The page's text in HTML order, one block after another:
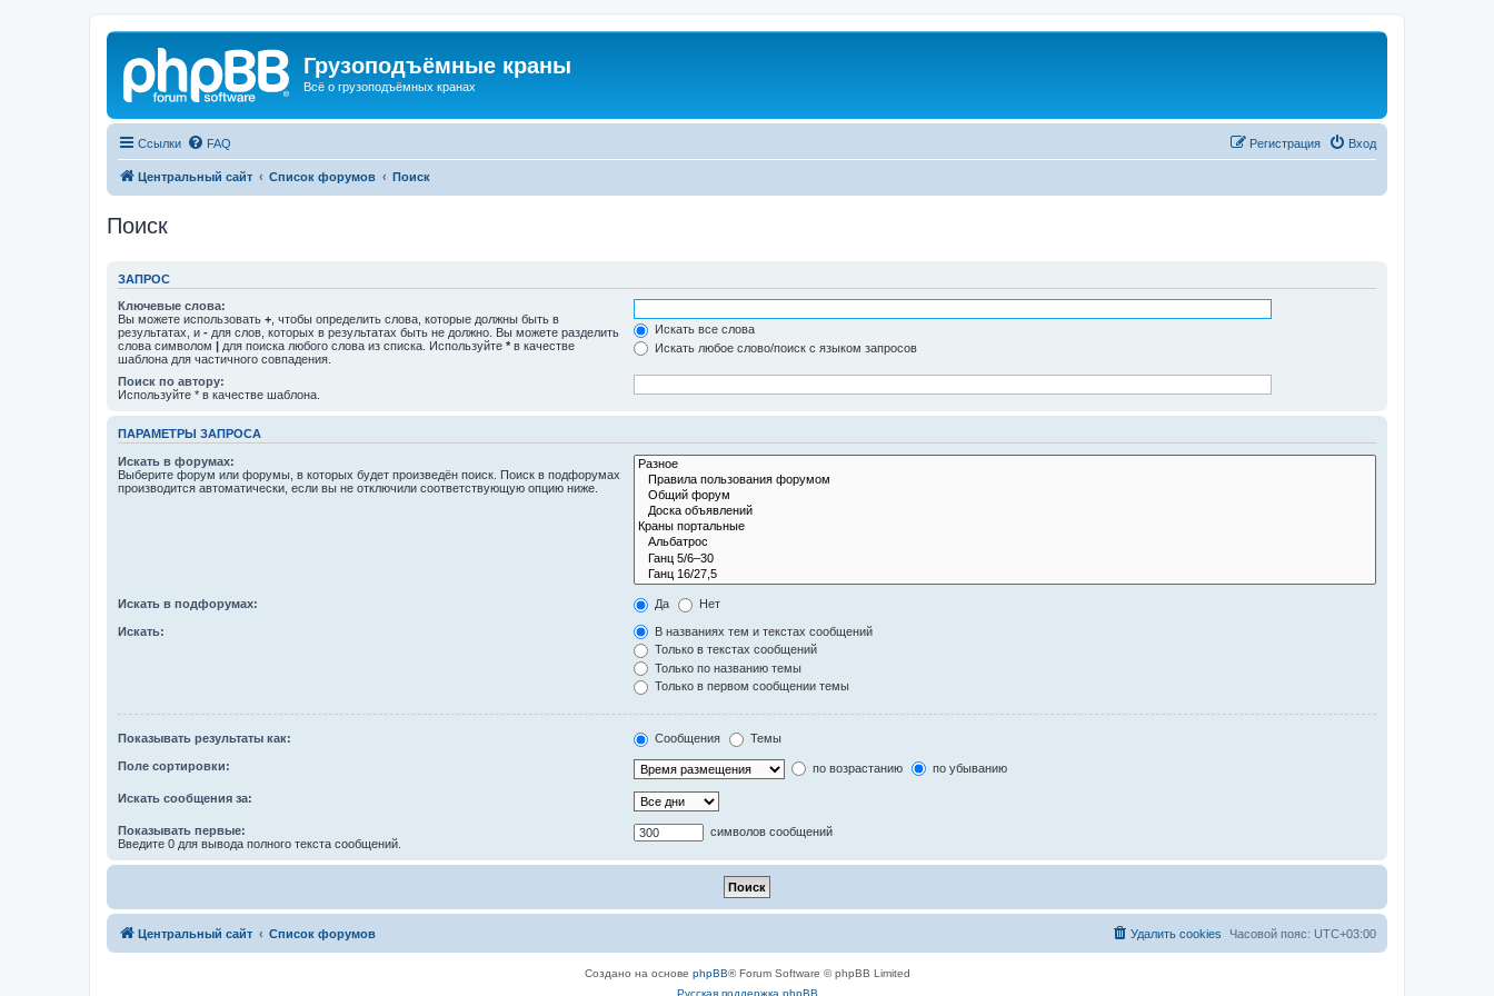
Грузоподъёмные краны
Всё о грузоподъёмных кранах
Ссылки FAQ Вход
Регистрация
Центральный сайт Список форумов Поиск
Поиск
ЗАПРОС
Ключевые слова:
Вы можете использовать + , чтобы определить слова, которые должны быть в
результатах, и - для слов, которых в результатах быть не должно. Вы можете разделить
слова символом | для поиска любого слова из списка. Используйте * в качестве
шаблона для частичного совпадения.
Искать все слова
Искать любое слово/поиск с языком запросов
Поиск по автору:
Используйте * в качестве шаблона.
ПАРАМЕТРЫ ЗАПРОСА
Искать в форумах:
Выберите форум или форумы, в которых будет произведён поиск. Поиск в подфорумах
производится автоматически, если вы не отключили соответствующую опцию ниже.
Искать в подфорумах: Да Нет
Искать:
В названиях тем и текстах сообщений
Только в текстах сообщений
Только по названию темы
Только в первом сообщении темы
Показывать результаты как: Сообщения Темы
Поле сортировки: по возрастанию по убыванию
Искать сообщения за:
Показывать первые:
Введите 0 для вывода полного текста сообщений.
символов сообщений
Центральный сайт Список форумов Часовой пояс: UTC+03:00
Удалить cookies
Создано на основе phpBB® Forum Software © phpBB Limited
Русская поддержка phpBB